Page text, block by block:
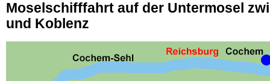
Moselschifffahrt auf der Untermosel
und Koblenz